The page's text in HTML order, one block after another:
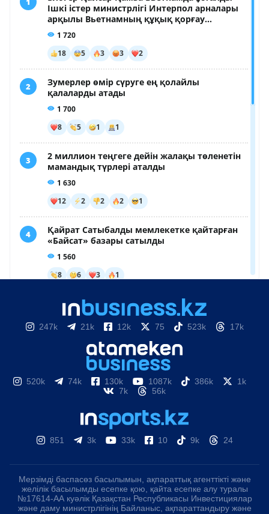
247k 21k 12k 75 523k 17k
520k 74k 130k 1087k 386k
1k
7k
56k
851 3k 33k 10 9k 24
Мерзімді баспасөз басылымын, ақпараттық агенттікті және
желілік басылымды есепке қою, қайта есепке алу туралы
№17614-АА куәлік Қазақстан Республикасы Инвестициялар
және даму министрлігінің Байланыс, ақпараттандыру және